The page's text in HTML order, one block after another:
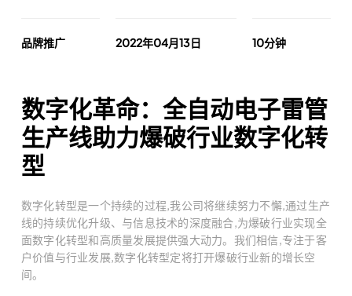
品牌推广 2022年04月13日 10分钟
数字化革命：全自动电子雷管
生产线助力爆破行业数字化转
型
数字化转型是一个持续的过程,我公司将继续努力不懈,通过生产
线的持续优化升级、与信息技术的深度融合,为爆破行业实现全
面数字化转型和高质量发展提供强大动力。我们相信,专注于客
户价值与行业发展,数字化转型定将打开爆破行业新的增长空
间。